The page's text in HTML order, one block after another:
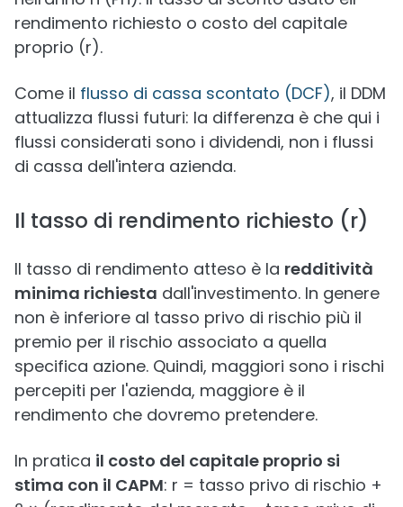
rendimento richiesto o costo del capitale
proprio (r).
Come il flusso di cassa scontato (DCF), il DDM
attualizza flussi futuri: la differenza è che qui i
flussi considerati sono i dividendi, non i flussi
di cassa dell'intera azienda.
Il tasso di rendimento richiesto (r)
Il tasso di rendimento atteso è la redditività
minima richiesta dall'investimento. In genere
non è inferiore al tasso privo di rischio più il
premio per il rischio associato a quella
specifica azione. Quindi, maggiori sono i rischi
percepiti per l'azienda, maggiore è il
rendimento che dovremo pretendere.
In pratica il costo del capitale proprio si
stima con il CAPM: r = tasso privo di rischio +